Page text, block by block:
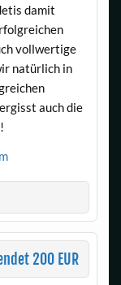
damit
vollwertige
natürlich in
auch die
200 EUR